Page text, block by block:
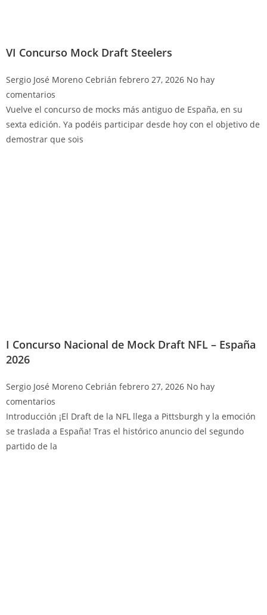
VI Concurso Mock Draft Steelers
Sergio José Moreno Cebrián febrero 27, 2026 No hay
comentarios
Vuelve el concurso de mocks más antiguo de España, en su
sexta edición. Ya podéis participar desde hoy con el objetivo de
demostrar que sois
I Concurso Nacional de Mock Draft NFL – España
2026
Sergio José Moreno Cebrián febrero 27, 2026 No hay
comentarios
Introducción ¡El Draft de la NFL llega a Pittsburgh y la emoción
se traslada a España! Tras el histórico anuncio del segundo
partido de la